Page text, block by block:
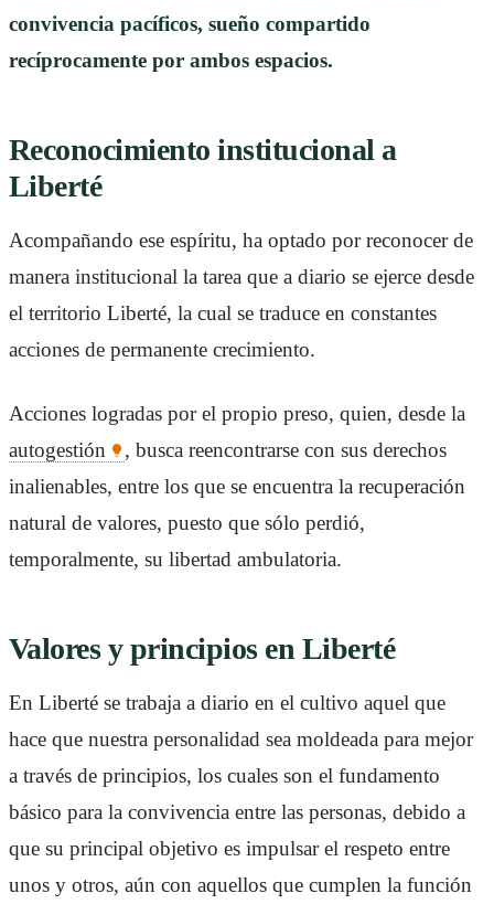
convivencia pacíficos, sueño compartido
recíprocamente por ambos espacios.
Reconocimiento institucional a
Liberté
Acompañando ese espíritu, ha optado por reconocer de
manera institucional la tarea que a diario se ejerce desde
el territorio Liberté, la cual se traduce en constantes
acciones de permanente crecimiento.
Acciones logradas por el propio preso, quien, desde la
autogestión
, busca reencontrarse con sus derechos
inalienables, entre los que se encuentra la recuperación
natural de valores, puesto que sólo perdió,
temporalmente, su libertad ambulatoria.
Valores y principios en Liberté
En Liberté se trabaja a diario en el cultivo aquel que
hace que nuestra personalidad sea moldeada para mejor
a través de principios, los cuales son el fundamento
básico para la convivencia entre las personas, debido a
que su principal objetivo es impulsar el respeto entre
unos y otros, aún con aquellos que cumplen la función